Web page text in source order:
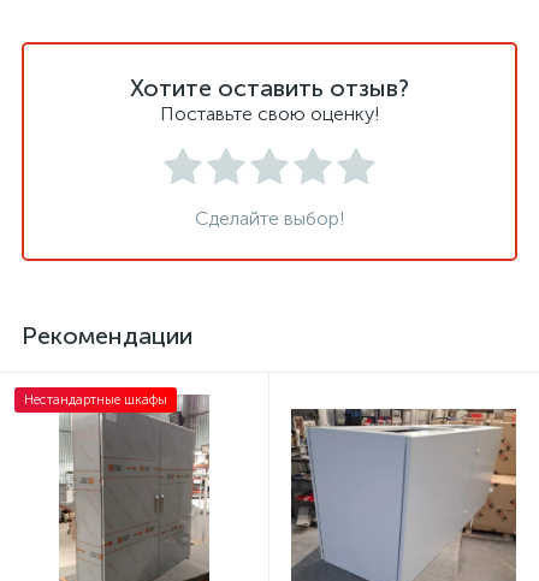
Хотите оставить отзыв?
Поставьте свою оценку!
Сделайте выбор!
Рекомендации
Нестандартные шкафы